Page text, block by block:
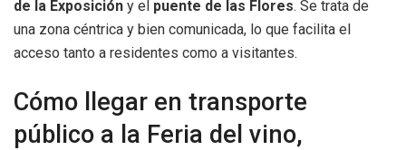
de la Exposición y el puente de las Flores. Se trata de
una zona céntrica y bien comunicada, lo que facilita el
acceso tanto a residentes como a visitantes.
Cómo llegar en transporte
público a la Feria del vino,